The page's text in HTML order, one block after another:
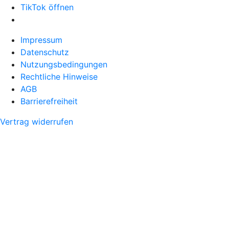
TikTok öffnen
Impressum
Datenschutz
Nutzungsbedingungen
Rechtliche Hinweise
AGB
Barrierefreiheit
Vertrag widerrufen